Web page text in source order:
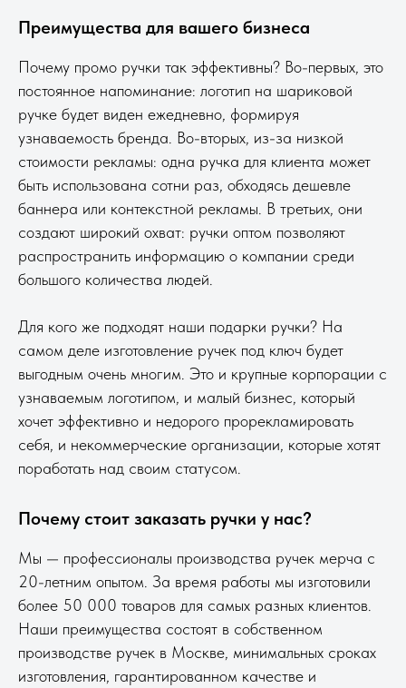
Преимущества для вашего бизнеса
Почему промо ручки так эффективны? Во-первых, это
постоянное напоминание: логотип на шариковой
ручке будет виден ежедневно, формируя
узнаваемость бренда. Во-вторых, из-за низкой
стоимости рекламы: одна ручка для клиента может
быть использована сотни раз, обходясь дешевле
баннера или контекстной рекламы. В третьих, они
создают широкий охват: ручки оптом позволяют
распространить информацию о компании среди
большого количества людей.
Для кого же подходят наши подарки ручки? На
самом деле изготовление ручек под ключ будет
выгодным очень многим. Это и крупные корпорации с
узнаваемым логотипом, и малый бизнес, который
хочет эффективно и недорого прорекламировать
себя, и некоммерческие организации, которые хотят
поработать над своим статусом.
Почему стоит заказать ручки у нас?
Мы — профессионалы производства ручек мерча с
20-летним опытом. За время работы мы изготовили
более 50 000 товаров для самых разных клиентов.
Наши преимущества состоят в собственном
производстве ручек в Москве, минимальных сроках
изготовления, гарантированном качестве и